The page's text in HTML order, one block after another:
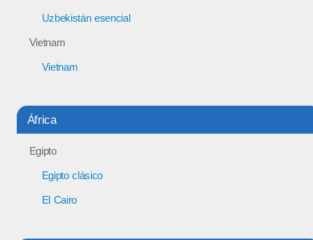
Uzbekistán esencial
Vietnam
Vietnam
África
Egipto
Egipto clásico
El Cairo